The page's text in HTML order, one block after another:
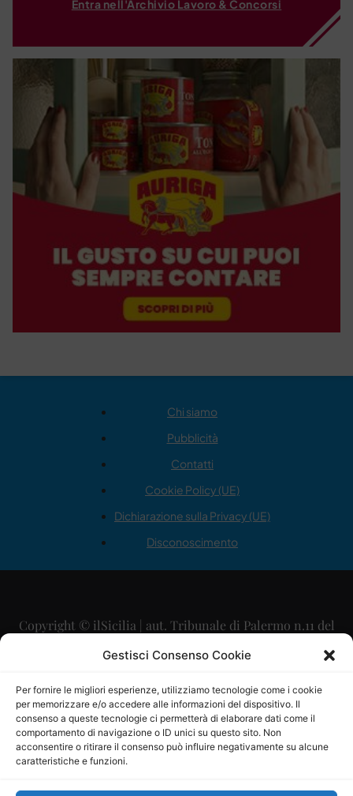
Gestisci Consenso Cookie
Per fornire le migliori esperienze, utilizziamo tecnologie come i cookie
per memorizzare e/o accedere alle informazioni del dispositivo. Il
consenso a queste tecnologie ci permetterà di elaborare dati come il
comportamento di navigazione o ID unici su questo sito. Non
acconsentire o ritirare il consenso può influire negativamente su alcune
caratteristiche e funzioni.
Entra nell'Archivio Lavoro & Concorsi
Chi siamo
Pubblicità
Contatti
Cookie Policy (UE)
Dichiarazione sulla Privacy (UE)
Disconoscimento
Copyright © ilSicilia | aut. Tribunale di Palermo n.11 del
29/09/2015
Direttore Editoriale: Maurizio Scaglione
Direttore Responsabile: Maria Calabrese